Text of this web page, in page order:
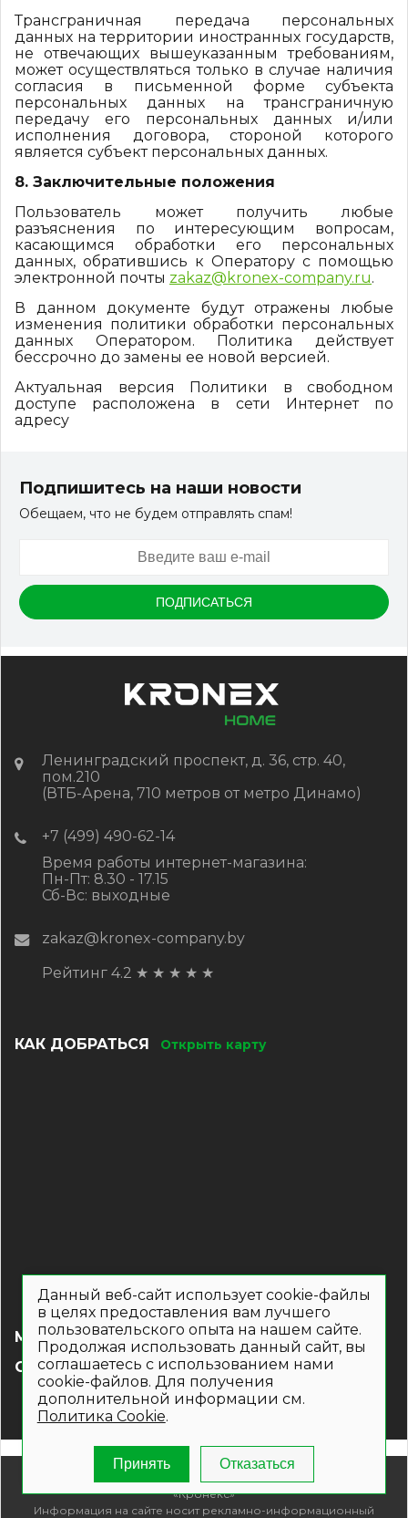
Трансграничная передача персональных
данных на территории иностранных государств,
не отвечающих вышеуказанным требованиям,
может осуществляться только в случае наличия
согласия в письменной форме субъекта
персональных данных на трансграничную
передачу его персональных данных и/или
исполнения договора, стороной которого
является субъект персональных данных.
8. Заключительные положения
Пользователь может получить любые
разъяснения по интересующим вопросам,
касающимся обработки его персональных
данных, обратившись к Оператору с помощью
электронной почты zakaz@kronex-company.ru.
В данном документе будут отражены любые
изменения политики обработки персональных
данных Оператором. Политика действует
бессрочно до замены ее новой версией.
Актуальная версия Политики в свободном
доступе расположена в сети Интернет по
адресу
Подпишитесь на наши новости
Обещаем, что не будем отправлять спам!
Ленинградский проспект, д. 36, стр. 40,
пом.210
(ВТБ-Арена, 710 метров от метро Динамо)
+7 (499) 490-62-14
Время работы интернет-магазина:
Пн-Пт: 8.30 - 17.15
Сб-Вс: выходные
zakaz@kronex-company.by
Рейтинг 4.2 ★ ★ ★ ★ ★
КАК ДОБРАТЬСЯ Открыть карту
СОЦ СЕТИ
МЕНЮ
«Кронекс»
Информация на сайте носит рекламно-информационный
Данный веб-сайт использует cookie-файлы
в целях предоставления вам лучшего
пользовательского опыта на нашем сайте.
Продолжая использовать данный сайт, вы
соглашаетесь с использованием нами
cookie-файлов. Для получения
дополнительной информации см.
Политика Cookie.
Принять Отказаться